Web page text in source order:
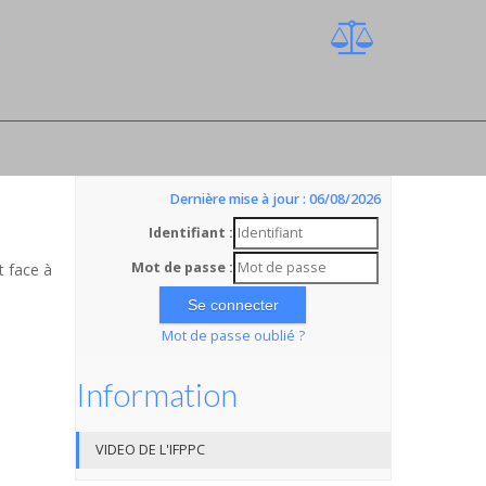
face à
Dernière mise à jour : 06/08/2026
Identifiant :
Mot de passe :
Mot de passe oublié ?
Information
VIDEO DE L'IFPPC